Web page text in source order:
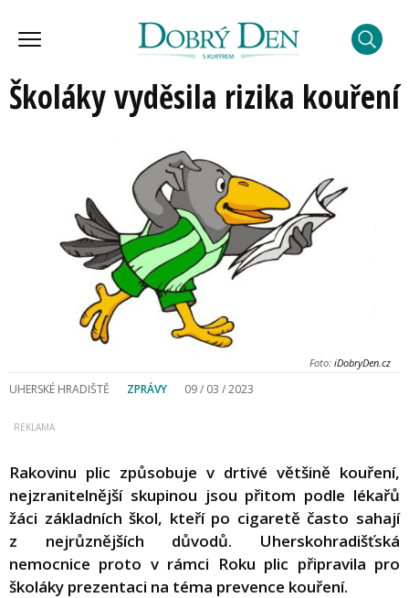
Školáky vyděsila rizika kouření
Foto: iDobryDen.cz
UHERSKÉ HRADIŠTĚ ZPRÁVY 09 / 03 / 2023
Rakovinu plic způsobuje v drtivé většině kouření,
nejzranitelnější skupinou jsou přitom podle lékařů
žáci základních škol, kteří po cigaretě často sahají
z nejrůznějších důvodů. Uherskohradišťská
nemocnice proto v rámci Roku plic připravila pro
školáky prezentaci na téma prevence kouření.